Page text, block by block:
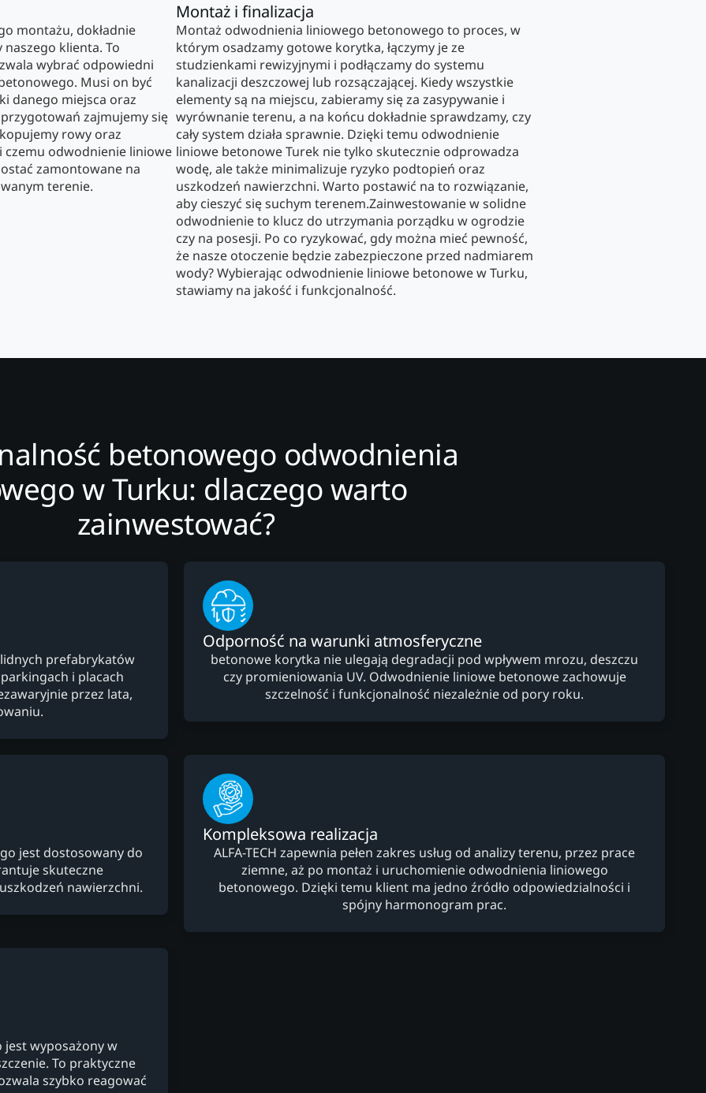
montażu, dokładnie
klienta. To
wybrać odpowiedni
Musi on być
danego miejsca oraz
zajmujemy się
rowy oraz
czemu odwodnienie liniowe
zamontowane na
terenie.
Montaż i finalizacja
Montaż odwodnienia liniowego betonowego to proces, w
którym osadzamy gotowe korytka, łączymy je ze
studzienkami rewizyjnymi i podłączamy do systemu
kanalizacji deszczowej lub rozsączającej. Kiedy wszystkie
elementy są na miejscu, zabieramy się za zasypywanie i
wyrównanie terenu, a na końcu dokładnie sprawdzamy, czy
cały system działa sprawnie. Dzięki temu odwodnienie
liniowe betonowe Turek nie tylko skutecznie odprowadza
wodę, ale także minimalizuje ryzyko podtopień oraz
uszkodzeń nawierzchni. Warto postawić na to rozwiązanie,
aby cieszyć się suchym terenem.Zainwestowanie w solidne
odwodnienie to klucz do utrzymania porządku w ogrodzie
czy na posesji. Po co ryzykować, gdy można mieć pewność,
że nasze otoczenie będzie zabezpieczone przed nadmiarem
wody? Wybierając odwodnienie liniowe betonowe w Turku,
stawiamy na jakość i funkcjonalność.
betonowego odwodnienia
w Turku: dlaczego warto
zainwestować?
prefabrykatów
i placach
przez lata,
Odporność na warunki atmosferyczne
betonowe korytka nie ulegają degradacji pod wpływem mrozu, deszczu
czy promieniowania UV. Odwodnienie liniowe betonowe zachowuje
szczelność i funkcjonalność niezależnie od pory roku.
jest dostosowany do
skuteczne
nawierzchni.
Kompleksowa realizacja
ALFA-TECH zapewnia pełen zakres usług od analizy terenu, przez prace
ziemne, aż po montaż i uruchomienie odwodnienia liniowego
betonowego. Dzięki temu klient ma jedno źródło odpowiedzialności i
spójny harmonogram prac.
wyposażony w
To praktyczne
szybko reagować